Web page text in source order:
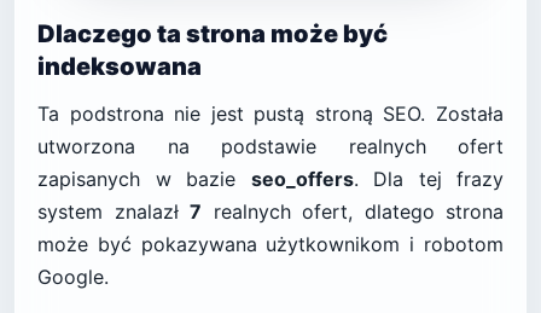
Dlaczego ta strona może być
indeksowana
Ta podstrona nie jest pustą stroną SEO. Została
utworzona na podstawie realnych ofert
zapisanych w bazie seo_offers. Dla tej frazy
system znalazł 7 realnych ofert, dlatego strona
może być pokazywana użytkownikom i robotom
Google.